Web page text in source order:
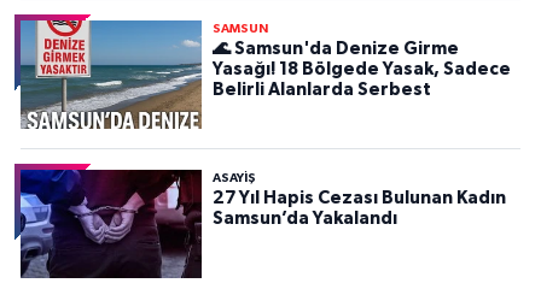
SAMSUN
🌊 Samsun'da Denize Girme
Yasağı! 18 Bölgede Yasak, Sadece
Belirli Alanlarda Serbest
ASAYIŞ
27 Yıl Hapis Cezası Bulunan Kadın
Samsun’da Yakalandı